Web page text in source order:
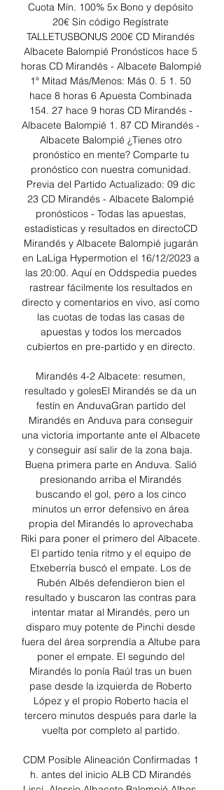
Cuota Mín. 100% 5x Bono y depósito
20€ Sin código Regístrate
TALLETUSBONUS 200€ CD Mirandés
Albacete Balompié Pronósticos hace 5
horas CD Mirandés - Albacete Balompié
1ª Mitad Más/Menos: Más 0. 5 1. 50
hace 8 horas 6 Apuesta Combinada
154. 27 hace 9 horas CD Mirandés -
Albacete Balompié 1. 87 CD Mirandés -
Albacete Balompié ¿Tienes otro
pronóstico en mente? Comparte tu
pronóstico con nuestra comunidad.
Previa del Partido Actualizado: 09 dic
23 CD Mirandés - Albacete Balompié
pronósticos - Todas las apuestas,
estadisticas y resultados en directoCD
Mirandés y Albacete Balompié jugarán
en LaLiga Hypermotion el 16/12/2023 a
las 20:00. Aquí en Oddspedia puedes
rastrear fácilmente los resultados en
directo y comentarios en vivo, así como
las cuotas de todas las casas de
apuestas y todos los mercados
cubiertos en pre-partido y en directo.
Mirandés 4-2 Albacete: resumen,
resultado y golesEl Mirandés se da un
festín en AnduvaGran partido del
Mirandés en Anduva para conseguir
una victoria importante ante el Albacete
y conseguir así salir de la zona baja.
Buena primera parte en Anduva. Salió
presionando arriba el Mirandés
buscando el gol, pero a los cinco
minutos un error defensivo en área
propia del Mirandés lo aprovechaba
Riki para poner el primero del Albacete.
El partido tenía ritmo y el equipo de
Etxeberría buscó el empate. Los de
Rubén Albés defendieron bien el
resultado y buscaron las contras para
intentar matar al Mirandés, pero un
disparo muy potente de Pinchi desde
fuera del área sorprendía a Altube para
poner el empate. El segundo del
Mirandés lo ponía Raúl tras un buen
pase desde la izquierda de Roberto
López y el propio Roberto hacía el
tercero minutos después para darle la
vuelta por completo al partido.
CDM Posible Alineación Confirmadas 1
h. antes del inicio ALB CD Mirandés